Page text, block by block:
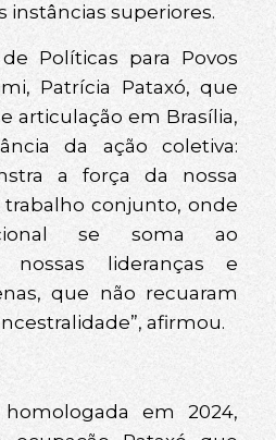
superiores.
Políticas para Povos
Patrícia Pataxó, que
articulação em Brasília,
da ação coletiva:
a força da nossa
trabalho conjunto, onde
se soma ao
nossas lideranças e
que não recuaram
afirmou.
em 2024,